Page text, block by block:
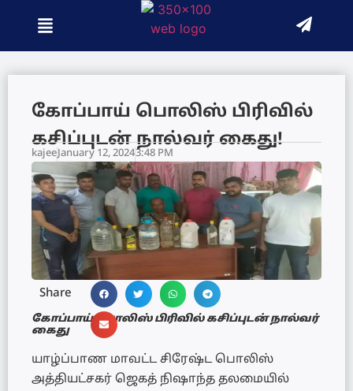
கோப்பாய் பொலிஸ் பிரிவில்
கசிப்புடன் நால்வர் கைது!
kajee January 12, 20243:48 PM
Share
கோப்பாய் பொலிஸ் பிரிவில் கசிப்புடன் நால்வர்
கைது
யாழ்ப்பாண மாவட்ட சிரேஷ்ட பொலிஸ்
அத்தியட்சகர் ஜெகத் நிஷாந்த தலமையில்